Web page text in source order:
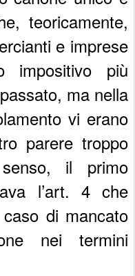
teoricamente,
e imprese
impositivo più
ma nella
vi erano
parere troppo
il primo
l’art. 4 che
di mancato
nei termini